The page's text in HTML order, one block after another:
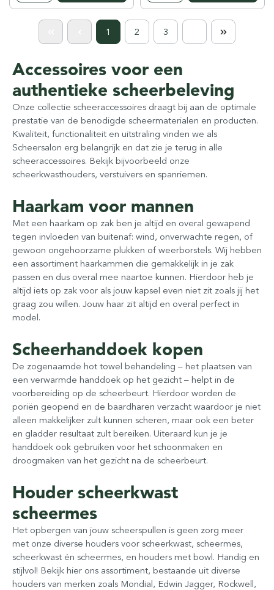
1 2 3
Accessoires voor een
authentieke scheerbeleving
Onze collectie scheeraccessoires draagt bij aan de optimale
prestatie van de benodigde scheermaterialen en producten.
Kwaliteit, functionaliteit en uitstraling vinden we als
Scheersalon erg belangrijk en dat zie je terug in alle
scheeraccessoires. Bekijk bijvoorbeeld onze
scheerkwasthouders, verstuivers en spanriemen.
Haarkam voor mannen
Met een haarkam op zak ben je altijd en overal gewapend
tegen invloeden van buitenaf: wind, onverwachte regen, of
gewoon ongehoorzame plukken of weerborstels. Wij hebben
een assortiment haarkammen die gemakkelijk in je zak
passen en dus overal mee naartoe kunnen. Hierdoor heb je
altijd iets op zak voor als jouw kapsel even niet zit zoals jij het
graag zou willen. Jouw haar zit altijd en overal perfect in
model.
Scheerhanddoek kopen
De zogenaamde hot towel behandeling – het plaatsen van
een verwarmde handdoek op het gezicht – helpt in de
voorbereiding op de scheerbeurt. Hierdoor worden de
poriën geopend en de baardharen verzacht waardoor je niet
alleen makkelijker zult kunnen scheren, maar ook een beter
en gladder resultaat zult bereiken. Uiteraard kun je je
handdoek ook gebruiken voor het schoonmaken en
droogmaken van het gezicht na de scheerbeurt.
Houder scheerkwast
scheermes
Het opbergen van jouw scheerspullen is geen zorg meer
met onze diverse houders voor scheerkwast, scheermes,
scheerkwast én scheermes, en houders met bowl. Handig en
stijlvol! Bekijk hier ons assortiment, bestaande uit diverse
houders van merken zoals Mondial, Edwin Jagger, Rockwell,